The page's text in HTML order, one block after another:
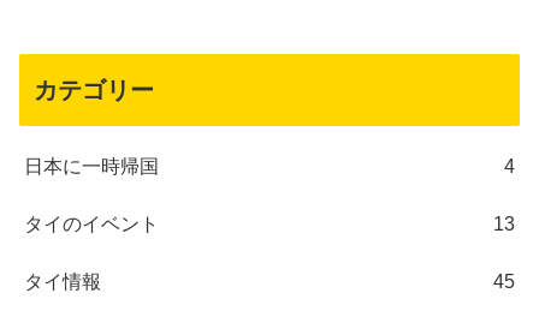
カテゴリー
日本に一時帰国 4
タイのイベント 13
タイ情報 45